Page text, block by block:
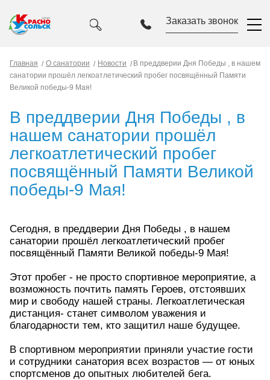
Заказать звонок
Главная О санатории Новости
В преддверии Дня Победы , в нашем
санатории прошёл легкоатлетический пробег посвящённый Памяти
Великой победы-9 Мая!
В преддверии Дня Победы , в
нашем санатории прошёл
легкоатлетический пробег
посвящённый Памяти Великой
победы-9 Мая!
Сегодня, в преддверии Дня Победы , в нашем
санатории прошёл легкоатлетический пробег
посвящённый Памяти Великой победы-9 Мая!
Этот пробег - не просто спортивное мероприятие, а
возможность почтить память Героев, отстоявших
мир и свободу нашей страны. Легкоатлетическая
дистанция- станет символом уважения и
благодарности тем, кто защитил наше будущее.
В спортивном мероприятии приняли участие гости
и сотрудники санатория всех возрастов — от юных
спортсменов до опытных любителей бега.